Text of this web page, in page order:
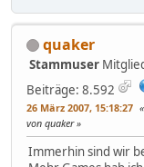
quaker
Stammuser
Beiträge: 8.592
26 März 2007, 15:18:27
von quaker
Immerhin sind wir